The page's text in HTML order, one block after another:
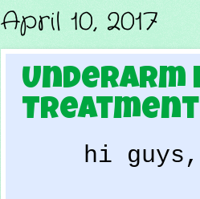
April 10, 2017
Underarm
Treatment
hi